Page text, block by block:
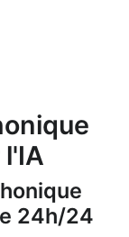
24h/24